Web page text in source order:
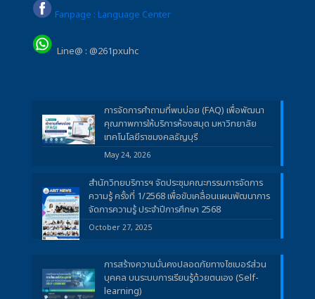
Fanpage : Language Center
Line@ : @261pxuhc
การจัดการคำถามที่พบบ่อย (FAQ) เพื่อพัฒนา
คุณภาพการให้บริการห้องสมุด มหาวิทยาลัย
เทคโนโลยีราชมงคลธัญบุรี
May 24, 2026
สำนักวิทยบริการฯ จัดประชุมคณะกรรมการจัดการ
ความรู้ ครั้งที่ 1/2568 เพื่อขับเคลื่อนแผนพัฒนาการ
จัดการความรู้ ประจำปีการศึกษา 2568
October 27, 2025
การสร้างความมั่นคงปลอดภัยทางไซเบอร์ส่วน
บุคคล บนระบบการเรียนรู้ด้วยตนเอง (Self-
learning)